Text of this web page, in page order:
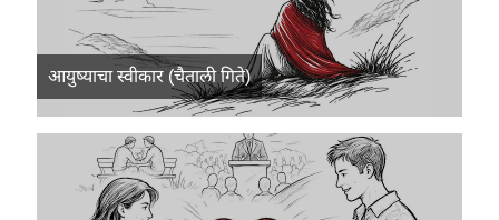
आयुष्याचा स्वीकार (चैताली गिते)